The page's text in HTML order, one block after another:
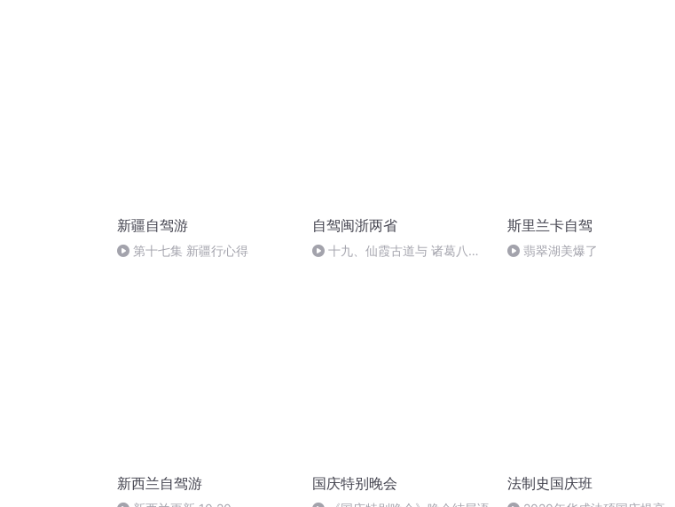
新疆自驾游
第十七集 新疆行心得
自驾闽浙两省
十九、仙霞古道与 诸葛八卦
斯里兰卡自驾
翡翠湖美爆了
新西兰自驾游 国庆特别晚会 法制史国庆班